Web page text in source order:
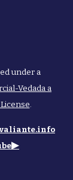
under a
Vedada a
.
▶